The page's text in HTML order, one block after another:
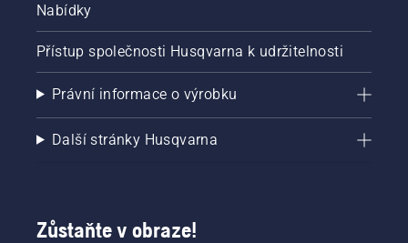
Nabídky
Přístup společnosti Husqvarna k udržitelnosti
Právní informace o výrobku
Další stránky Husqvarna
Zůstaňte v obraze!